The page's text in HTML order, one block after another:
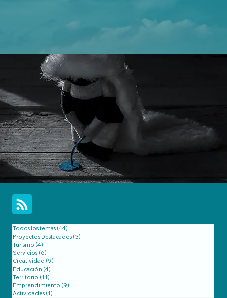
Todos los temas (44)
Proyectos Destacados (3)
Turismo (4)
Servicios (6)
Creatividad (9)
Educación (4)
Territorio (11)
Emprendimiento (9)
Actividades (1)